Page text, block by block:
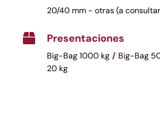
20/40 mm - otras (a
 Presentaciones
Big-Bag 1000 kg / Big-Bag
20 kg